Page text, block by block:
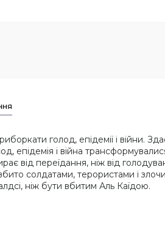
голод, епідемії і війни.
епідемія і війна
від переїдання, ніж від
солдатами, терористами і
ніж бути вбитим Аль Каїдою.